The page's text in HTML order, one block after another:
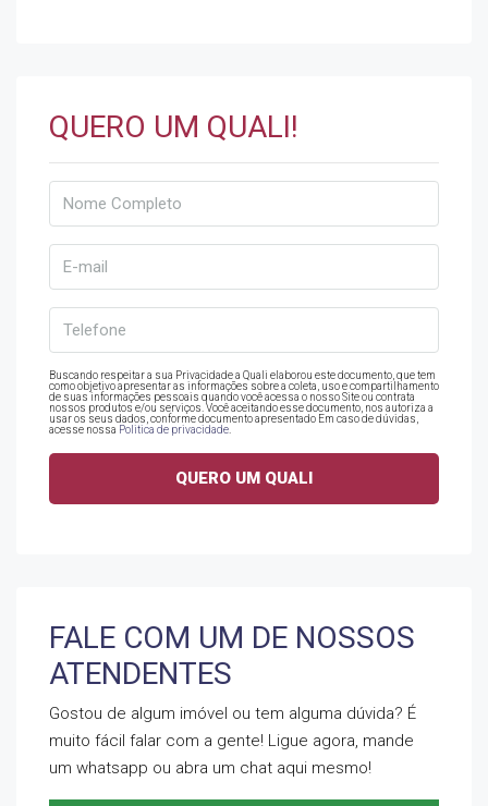
QUERO UM QUALI!
Buscando respeitar a sua Privacidade a Quali elaborou este documento, que tem
como objetivo apresentar as informações sobre a coleta, uso e compartilhamento
de suas informações pessoais quando você acessa o nosso Site ou contrata
nossos produtos e/ou serviços. Você aceitando esse documento, nos autoriza a
usar os seus dados, conforme documento apresentado Em caso de dúvidas,
acesse nossa Politica de privacidade
FALE COM UM DE NOSSOS
ATENDENTES
Gostou de algum imóvel ou tem alguma dúvida? É
muito fácil falar com a gente! Ligue agora, mande
um whatsapp ou abra um chat aqui mesmo!